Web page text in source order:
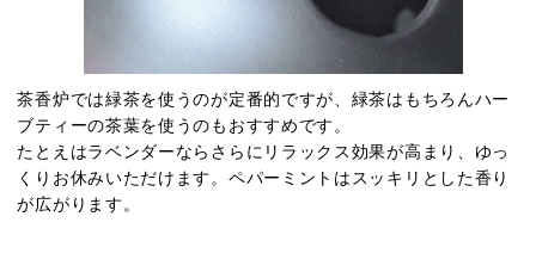
茶香炉では緑茶を使うのが定番的ですが、緑茶はもちろんハー
ブティーの茶葉を使うのもおすすめです。
たとえはラベンダーならさらにリラックス効果が高まり、ゆっ
くりお休みいただけます。ペパーミントはスッキリとした香り
が広がります。